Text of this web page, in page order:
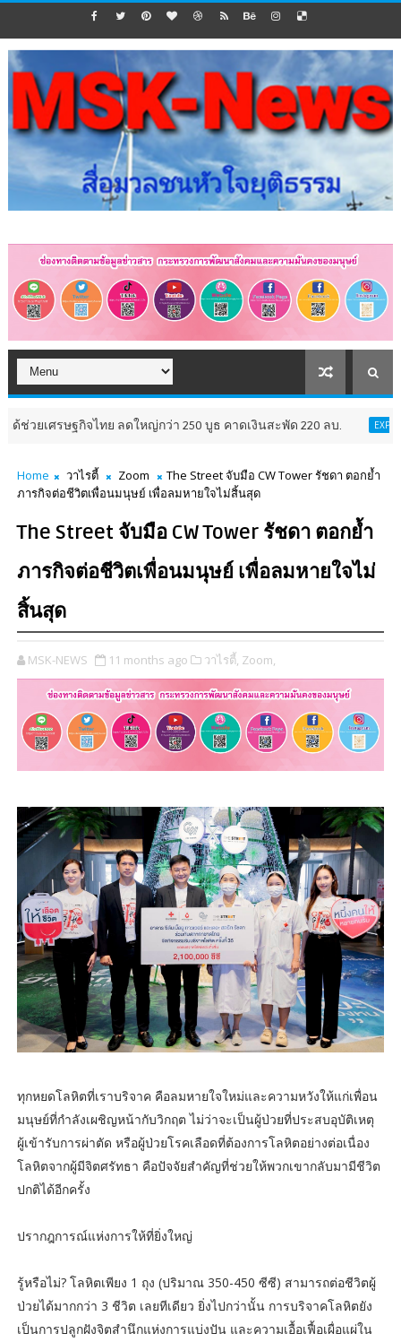
ทย ลดใหญ่กว่า 250 บูธ คาดเงินสะพัด 220 ลบ. EXPRESSNEWS อินฟ
Home วาไรตี้ Zoom
The Street จับมือ CW Tower รัชดา ตอกย้ำ
ภารกิจต่อชีวิตเพื่อนมนุษย์ เพื่อลมหายใจไม่สิ้นสุด
The Street จับมือ CW Tower รัชดา ตอกย้ำ
ภารกิจต่อชีวิตเพื่อนมนุษย์ เพื่อลมหายใจไม่
สิ้นสุด
MSK-NEWS 11 months ago วาไรตี้, Zoom,
ทุกหยดโลหิตที่เราบริจาค คือลมหายใจใหม่และความหวังให้แก่เพื่อน
มนุษย์ที่กำลังเผชิญหน้ากับวิกฤต ไม่ว่าจะเป็นผู้ป่วยที่ประสบอุบัติเหตุ
ผู้เข้ารับการผ่าตัด หรือผู้ป่วยโรคเลือดที่ต้องการโลหิตอย่างต่อเนื่อง
โลหิตจากผู้มีจิตศรัทธา คือปัจจัยสำคัญที่ช่วยให้พวกเขากลับมามีชีวิต
ปกติได้อีกครั้ง
ปรากฎการณ์แห่งการให้ที่ยิ่งใหญ่
รู้หรือไม่? โลหิตเพียง 1 ถุง (ปริมาณ 350-450 ซีซี) สามารถต่อชีวิตผู้
ป่วยได้มากกว่า 3 ชีวิต เลยทีเดียว ยิ่งไปกว่านั้น การบริจาคโลหิตยัง
เป็นการปลูกฝังจิตสำนึกแห่งการแบ่งปัน และความเอื้อเฟื้อเผื่อแผ่ใน